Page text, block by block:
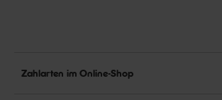
Zahlarten im Online-Shop